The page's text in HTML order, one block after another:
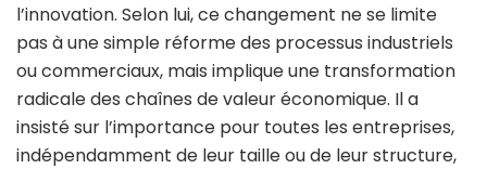
l’innovation. Selon lui, ce changement ne se limite
pas à une simple réforme des processus industriels
ou commerciaux, mais implique une transformation
radicale des chaînes de valeur économique. Il a
insisté sur l’importance pour toutes les entreprises,
indépendamment de leur taille ou de leur structure,